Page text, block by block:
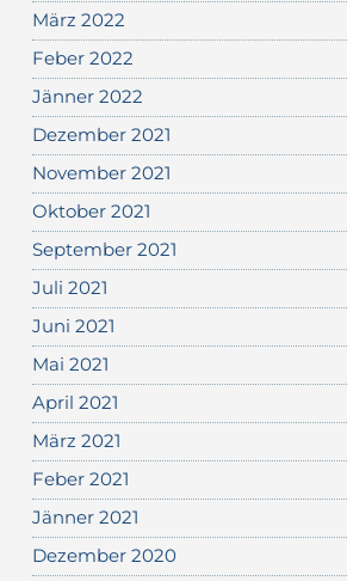
März 2022
Feber 2022
Jänner 2022
Dezember 2021
November 2021
Oktober 2021
September 2021
Juli 2021
Juni 2021
Mai 2021
April 2021
März 2021
Feber 2021
Jänner 2021
Dezember 2020